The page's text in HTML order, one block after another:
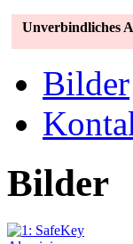
Unverbindliches
Bilder
Bilder